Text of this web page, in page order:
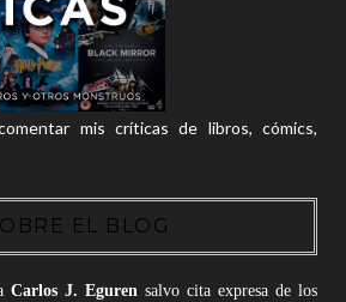
mis críticas de libros, cómics,
EL BLOG
Carlos J. Egurensalvo cita expresa de los